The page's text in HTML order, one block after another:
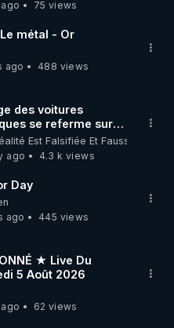
de méditation et
code
75 views
métal - Or
ago
488 views
des voitures
se referme sur
!
Est Falsifiée Et Fausse
ago
4.3 k views
Day
ago
445 views
★ Live Du
5 Août 2026
62 views